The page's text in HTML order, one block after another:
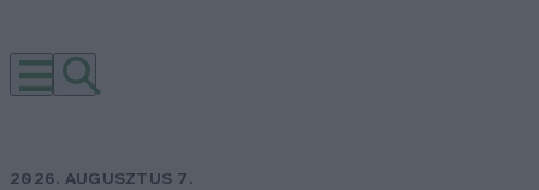
2026. AUGUSZTUS 7.